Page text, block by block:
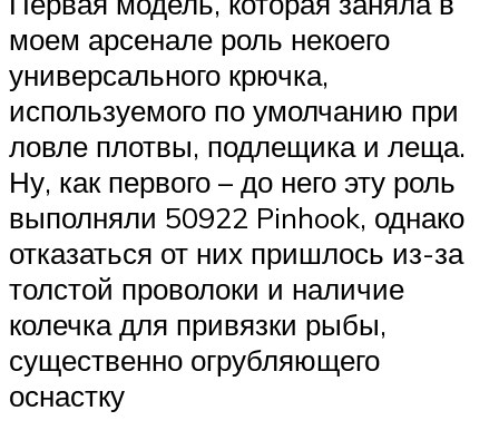
моем арсенале роль некоего
универсального крючка,
используемого по умолчанию при
ловле плотвы, подлещика и леща.
Ну, как первого – до него эту роль
выполняли 50922 Pinhook, однако
отказаться от них пришлось из-за
толстой проволоки и наличие
колечка для привязки рыбы,
существенно огрубляющего
оснастку